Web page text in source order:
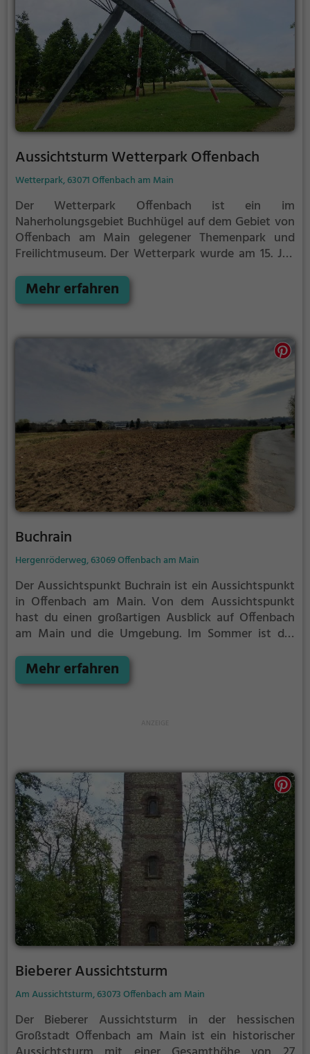
Aussichtsturm Wetterpark Offenbach
Wetterpark, 63071 Offenbach am Main
Der Wetterpark Offenbach ist ein im
Naherholungsgebiet Buchhügel auf dem Gebiet von
Offenbach am Main gelegener Themenpark und
Freilichtmuseum. Der Wetterpark wurde am 15. Juli
des Planungsverbandes Ballungsraum
Frankfurt/Rhein-Main sowie des Deutschen
ehemaligen Gelände der Stadtgärtnerei und des
städtischen Anzuchtgartens des Eigenbetriebs der
Stadt Offenbach.
Mehr erfahren
Buchrain
Hergenröderweg, 63069 Offenbach am Main
Der Aussichtspunkt Buchrain ist ein Aussichtspunkt
in Offenbach am Main. Von dem Aussichtspunkt
hast du einen großartigen Ausblick auf Offenbach
am Main und die Umgebung. Im Sommer ist der
für Familienausflüge, Wanderungen oder zum
Picknicken und lockt an warmen und sonnigen
Mehr erfahren
Bieberer Aussichtsturm
Am Aussichtsturm, 63073 Offenbach am Main
Der Bieberer Aussichtsturm in der hessischen
Großstadt Offenbach am Main ist ein historischer